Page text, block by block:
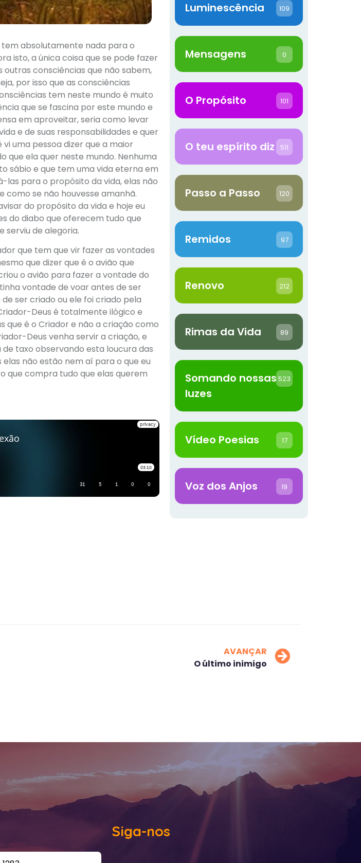
absolutamente nada para o
isto, a única coisa que se pode fazer
consciências que não sabem,
por isso que as consciências
tem neste mundo é muito
que se fascina por este mundo e
em aproveitar, seria como levar
e de suas responsabilidades e quer
uma pessoa dizer que a maior
ela quer neste mundo. Nenhuma
sábio e que tem uma vida eterna em
para o propósito da vida, elas não
se não houvesse amanhã.
do propósito da vida e hoje eu
do diabo que oferecem tudo que
serviu de alegoria.
que tem que vir fazer as vontades
que dizer que é o avião que
o avião para fazer a vontade do
vontade de voar antes de ser
ser criado ou ele foi criado pela
Deus é totalmente ilógico e
que é o Criador e não a criação como
Deus venha servir a criação, e
taxo observando esta loucura das
não estão nem aí para o que eu
que compra tudo que elas querem
Luminescência 109
Mensagens 0
O Propósito 101
O teu espírito diz 511
Passo a Passo 120
Remidos 97
Renovo 212
Rimas da Vida 89
Somando nossas
luzes
523
Vídeo Poesias 17
Voz dos Anjos 19
AVANÇAR
O último inimigo
Siga-nos